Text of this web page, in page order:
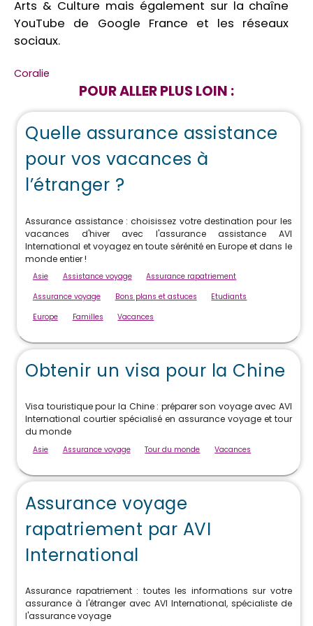
Arts & Culture mais également sur la chaîne
YouTube de Google France et les réseaux
sociaux.
Coralie
POUR ALLER PLUS LOIN :
Quelle assurance assistance
pour vos vacances à
l’étranger ?
Assurance assistance : choisissez votre destination pour les
vacances d'hiver avec l'assurance assistance AVI
International et voyagez en toute sérénité en Europe et dans le
monde entier !
Asie Assistance voyage
Assurance rapatriement
Assurance voyage
Bons plans et astuces
Etudiants
Europe
Familles Vacances
Obtenir un visa pour la Chine
Visa touristique pour la Chine : préparer son voyage avec AVI
International courtier spécialisé en assurance voyage et tour
du monde
Asie Assurance voyage Tour du monde Vacances
Assurance voyage
rapatriement par AVI
International
Assurance rapatriement : toutes les informations sur votre
assurance à l'étranger avec AVI International, spécialiste de
l'assurance voyage